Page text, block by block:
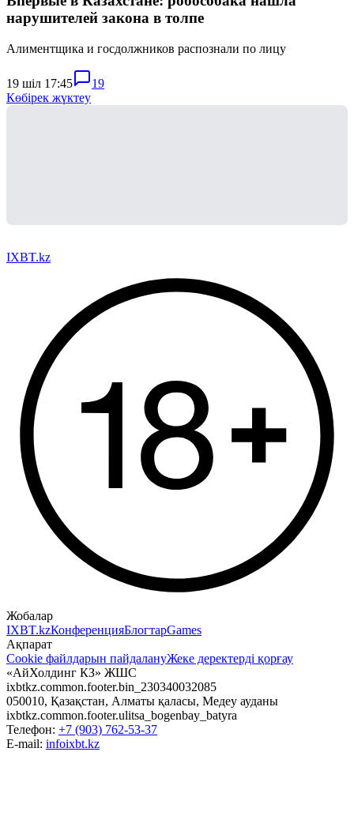
нарушителей закона в толпе
Алиментщика и госдолжников распознали по лицу
19 шіл 17:45
19
Көбірек жүктеу
IXBT.kz
Жобалар
IXBT.kzКонференцияБлогтарGames
Ақпарат
Cookie файлдарын пайдалануЖеке деректерді қорғау
«АйХолдинг КЗ» ЖШС
ixbtkz.common.footer.bin_230340032085
050010, Қазақстан, Алматы қаласы, Медеу ауданы
ixbtkz.common.footer.ulitsa_bogenbay_batyra
Телефон: +7 (903) 762-53-37
E-mail: infoixbt.kz